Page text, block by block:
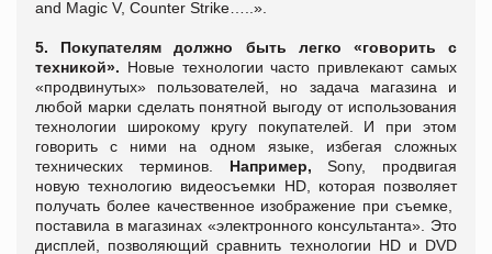
and Magic V, Counter Strike…..».
5. Покупателям должно быть легко «говорить с
техникой». Новые технологии часто привлекают самых
«продвинутых» пользователей, но задача магазина и
любой марки сделать понятной выгоду от использования
технологии широкому кругу покупателей. И при этом
говорить с ними на одном языке, избегая сложных
технических терминов. Например, Sony, продвигая
новую технологию видеосъемки HD, которая позволяет
получать более качественное изображение при съемке,
поставила в магазинах «электронного консультанта». Это
дисплей, позволяющий сравнить технологии HD и DVD